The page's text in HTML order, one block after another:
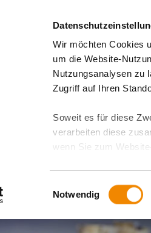
Wir möchten Cookies
um die Website-
Nutzungsanalysen zu
Zugriff auf Ihren
Soweit es für diese
verarbeiten diese
wenn Sie zum
ausgeschlossen
zusätzlichen Risiken
Weitere Details finden
Einwilligungsauswahl
Notwendig
IB Südwest